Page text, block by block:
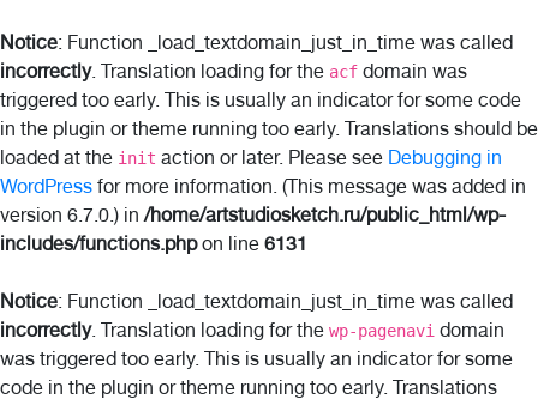
Notice: Function _load_textdomain_just_in_time was called
incorrectly. Translation loading for the acf domain was
triggered too early. This is usually an indicator for some code
in the plugin or theme running too early. Translations should be
loaded at the init action or later. Please see Debugging in
WordPress for more information. (This message was added in
version 6.7.0.) in/home/artstudiosketch.ru/public_html/wp-
includes/functions.phpon line 6131
Notice: Function _load_textdomain_just_in_time was called
incorrectly. Translation loading for the wp-pagenavi domain
was triggered too early. This is usually an indicator for some
code in the plugin or theme running too early. Translations